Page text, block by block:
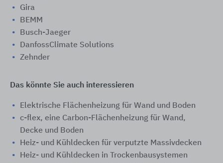
Gira
BEMM
Busch-Jaeger
DanfossClimate Solutions
Zehnder
Das könnte Sie auch interessieren
Elektrische Flächenheizung für Wand und Boden
c-flex, eine Carbon-Flächenheizung für Wand,
Decke und Boden
Heiz- und Kühldecken für verputzte Massivdecken
Heiz- und Kühldecken in Trockenbausystemen